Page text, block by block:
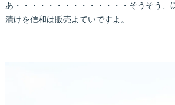
あ・・・・・・・・・・・・・・そうそう、
漬けを信和は販売よていですよ。